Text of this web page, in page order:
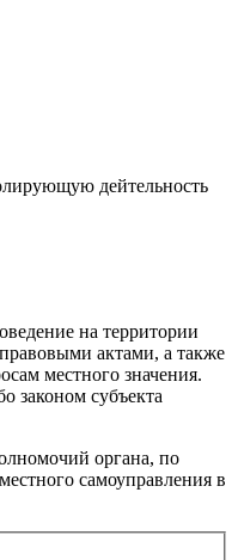
дейтельность
на территории
актами, а также
местного значения.
законом субъекта
органа, по
самоуправления в